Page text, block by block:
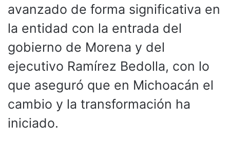
avanzado de forma significativa en
la entidad con la entrada del
gobierno de Morena y del
ejecutivo Ramírez Bedolla, con lo
que aseguró que en Michoacán el
cambio y la transformación ha
iniciado.